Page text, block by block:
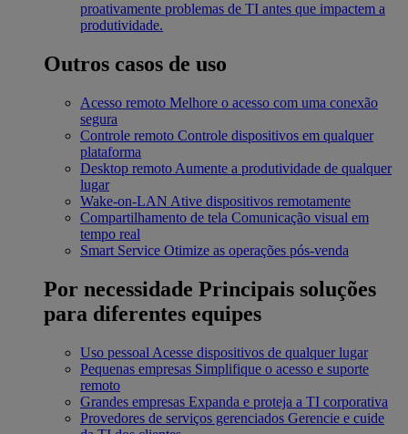
proativamente problemas de TI antes que impactem a
produtividade.
Outros casos de uso
Acesso remoto Melhore o acesso com uma conexão
segura
Controle remoto Controle dispositivos em qualquer
plataforma
Desktop remoto Aumente a produtividade de qualquer
lugar
Wake-on-LAN Ative dispositivos remotamente
Compartilhamento de tela Comunicação visual em
tempo real
Smart Service Otimize as operações pós-venda
Por necessidade Principais soluções
para diferentes equipes
Uso pessoal Acesse dispositivos de qualquer lugar
Pequenas empresas Simplifique o acesso e suporte
remoto
Grandes empresas Expanda e proteja a TI corporativa
Provedores de serviços gerenciados Gerencie e cuide